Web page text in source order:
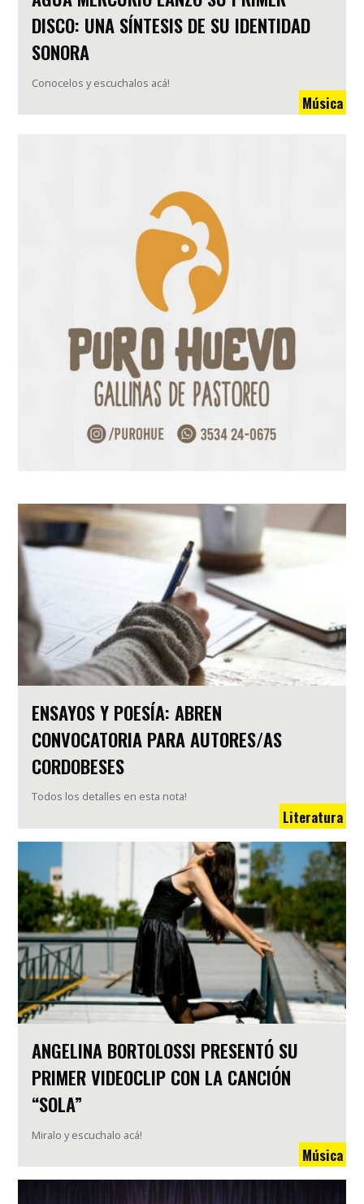
DISCO: UNA SÍNTESIS DE SU IDENTIDAD
SONORA
Conocelos y escuchalos acá!
Música
ENSAYOS Y POESÍA: ABREN
CONVOCATORIA PARA AUTORES/AS
CORDOBESES
Todos los detalles en esta nota!
Literatura
ANGELINA BORTOLOSSI PRESENTÓ SU
PRIMER VIDEOCLIP CON LA CANCIÓN
“SOLA”
Miralo y escuchalo acá!
Música